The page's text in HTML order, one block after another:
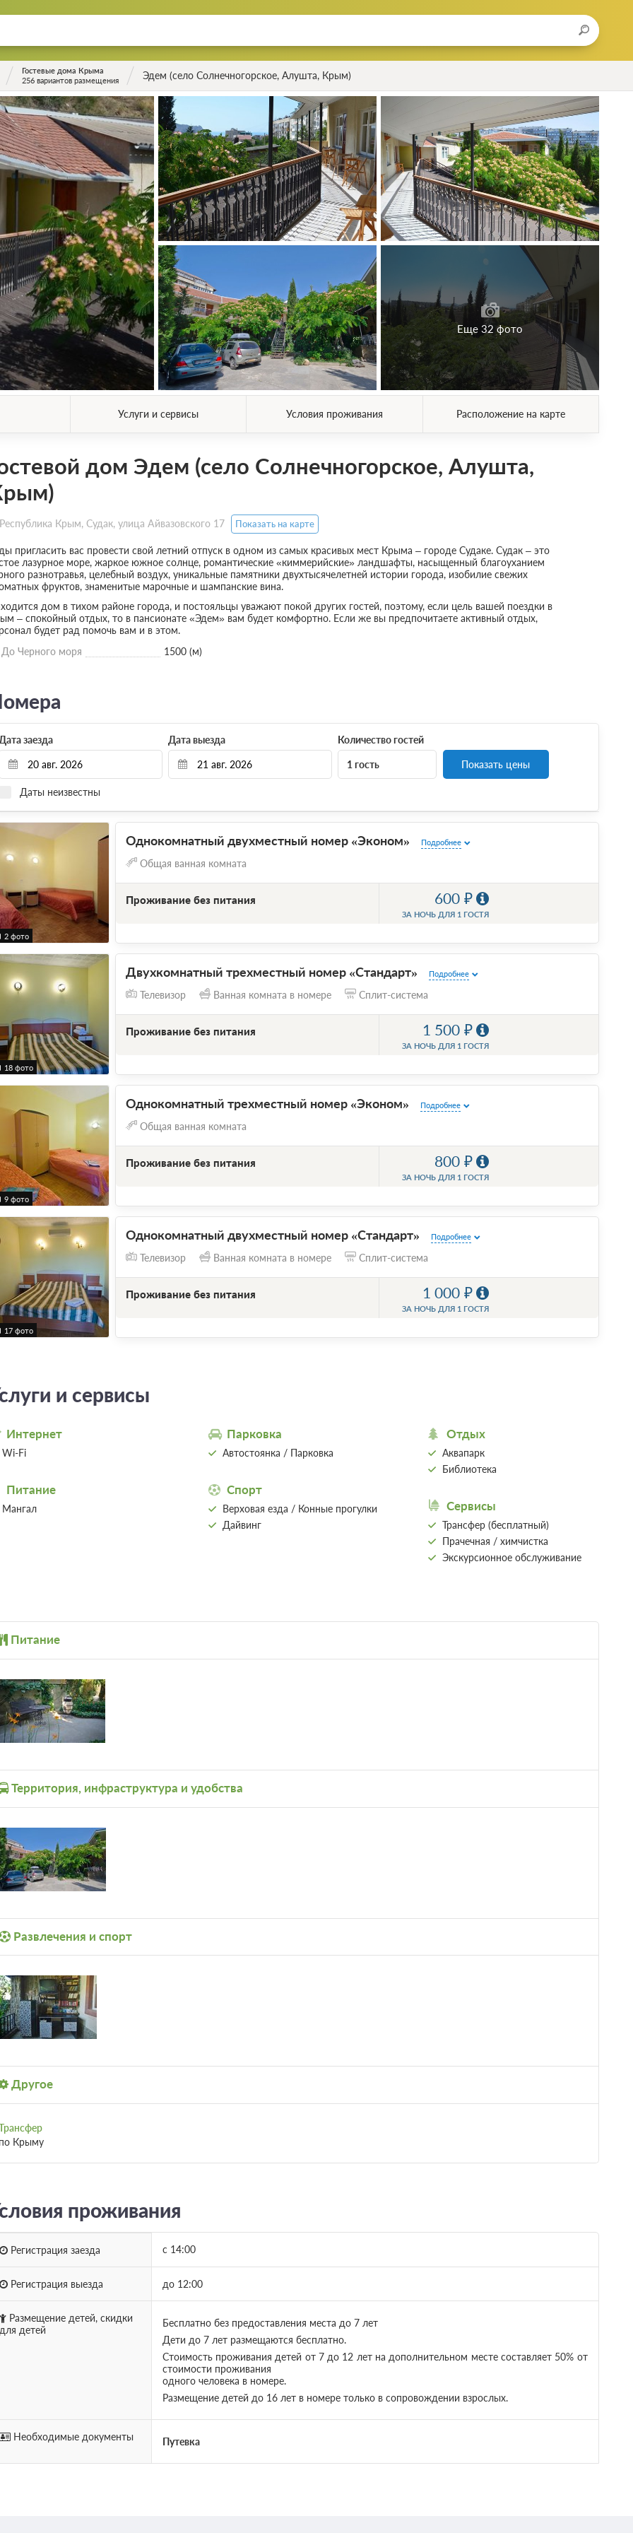
Гостевые дома Крыма
256 вариантов размещения
Эдем (село Солнечногорское, Алушта, Крым)
Еще 32 фото
Услуги и сервисы Условия проживания Расположение на карте
дом Эдем (село Солнечногорское, Алушта,
Крым, Судак, улица Айвазовского 17 Показать на карте
пригласить вас провести свой летний отпуск в одном из самых красивых мест Крыма – городе Судаке. Судак – это
лазурное море, жаркое южное солнце, романтические «киммерийские» ландшафты, насыщенный благоуханием
разнотравья, целебный воздух, уникальные памятники двухтысячелетней истории города, изобилие свежих
фруктов, знаменитые марочные и шампанские вина.
дом в тихом районе города, и постояльцы уважают покой других гостей, поэтому, если цель вашей поездки в
– спокойный отдых, то в пансионате «Эдем» вам будет комфортно. Если же вы предпочитаете активный отдых,
будет рад помочь вам и в этом.
До Черного моря
1500 (м)
заезда Дата выезда
Даты неизвестны
Количество гостей
1 гость Показать цены
2 фото
Однокомнатный двухместный номер «Эконом» Подробнее
Общая ванная комната
Проживание без питания 600
ЗА НОЧЬ ДЛЯ 1 ГОСТЯ
18 фото
Двухкомнатный трехместный номер «Стандарт» Подробнее
Телевизор Ванная комната в номере Сплит-система
Проживание без питания 1 500
ЗА НОЧЬ ДЛЯ 1 ГОСТЯ
9 фото
Однокомнатный трехместный номер «Эконом» Подробнее
Общая ванная комната
Проживание без питания 800
ЗА НОЧЬ ДЛЯ 1 ГОСТЯ
17 фото
Однокомнатный двухместный номер «Стандарт» Подробнее
Телевизор Ванная комната в номере Сплит-система
Проживание без питания 1 000
ЗА НОЧЬ ДЛЯ 1 ГОСТЯ
и сервисы
Интернет
Wi-Fi
Питание
Мангал
Парковка
Автостоянка / Парковка
Спорт
Верховая езда / Конные прогулки
Дайвинг
Отдых
Аквапарк
Библиотека
Сервисы
Трансфер (бесплатный)
Прачечная / химчистка
Экскурсионное обслуживание
Питание
Территория, инфраструктура и удобства
Развлечения и спорт
Другое
Крыму
проживания
Регистрация заезда с 14:00
Регистрация выезда до 12:00
Размещение детей, скидки
детей
Бесплатно без предоставления места до 7 лет
Дети до 7 лет размещаются бесплатно.
Стоимость проживания детей от 7 до 12 лет на дополнительном месте составляет 50% от
стоимости проживания
одного человека в номере.
Размещение детей до 16 лет в номере только в сопровождении взрослых.
Необходимые документы Путевка